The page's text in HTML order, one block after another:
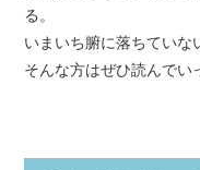
る。
いまいち腑に落ちていな
そんな方はぜひ読んでい